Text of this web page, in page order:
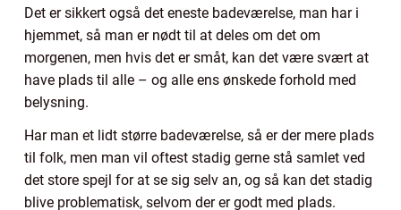
Det er sikkert også det eneste badeværelse, man har i
hjemmet, så man er nødt til at deles om det om
morgenen, men hvis det er småt, kan det være svært at
have plads til alle – og alle ens ønskede forhold med
belysning.
Har man et lidt større badeværelse, så er der mere plads
til folk, men man vil oftest stadig gerne stå samlet ved
det store spejl for at se sig selv an, og så kan det stadig
blive problematisk, selvom der er godt med plads.